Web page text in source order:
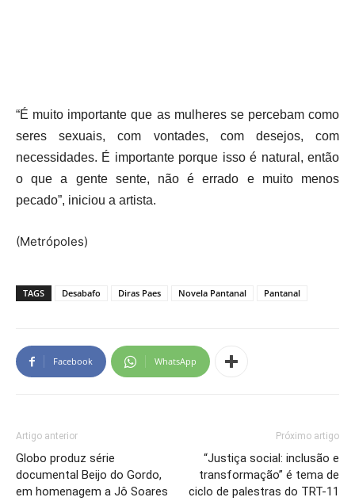
“É muito importante que as mulheres se percebam como
seres sexuais, com vontades, com desejos, com
necessidades. É importante porque isso é natural, então
o que a gente sente, não é errado e muito menos
pecado”, iniciou a artista.
(Metrópoles)
TAGS Desabafo Diras Paes Novela Pantanal Pantanal
Facebook WhatsApp
Artigo anterior
Globo produz série
documental Beijo do Gordo,
em homenagem a Jô Soares
Próximo artigo
“Justiça social: inclusão e
transformação” é tema de
ciclo de palestras do TRT-11